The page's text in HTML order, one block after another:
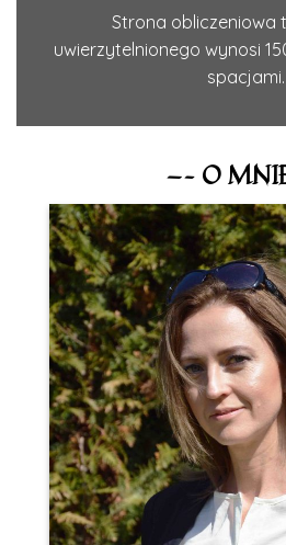
Strona obliczeniowa
uwierzytelnionego wynosi
spacjami.
—– O